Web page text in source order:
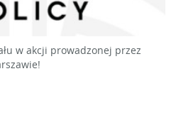
w akcji prowadzonej przez